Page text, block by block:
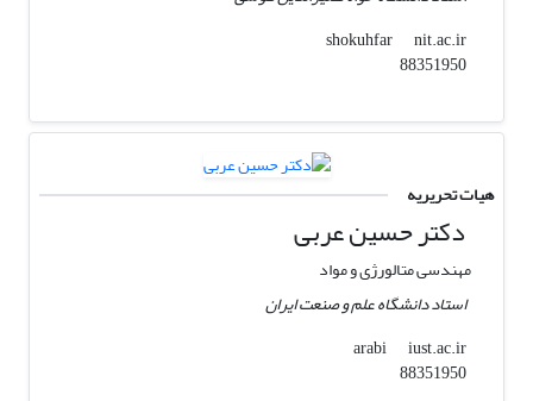
shokuhfar
nit.ac.ir
88351950
هیات تحریریه
دکتر حسین عربی
مهندسی متالورژی و مواد
استاد دانشگاه علم و صنعت ایران
arabi
iust.ac.ir
88351950